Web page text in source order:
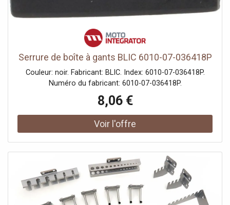
Serrure de boîte à gants BLIC 6010-07-036418P
Couleur: noir. Fabricant: BLIC. Index: 6010-07-036418P.
Numéro du fabricant: 6010-07-036418P.
8,06 €